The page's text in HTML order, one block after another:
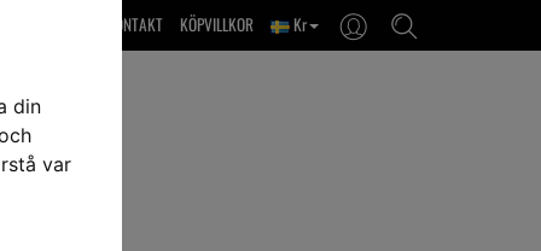
din
var
Kr
KÖPVILLKOR
OM OSS & KONTAKT